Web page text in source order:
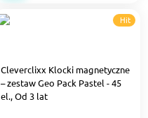
Hit
Cleverclixx Klocki magnetyczne
– zestaw Geo Pack Pastel - 45
el., Od 3 lat